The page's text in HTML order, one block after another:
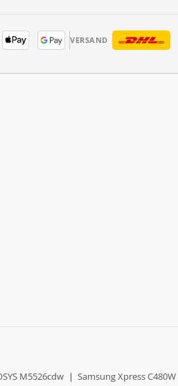
VERSAND
M5526cdw | Samsung Xpress C480W